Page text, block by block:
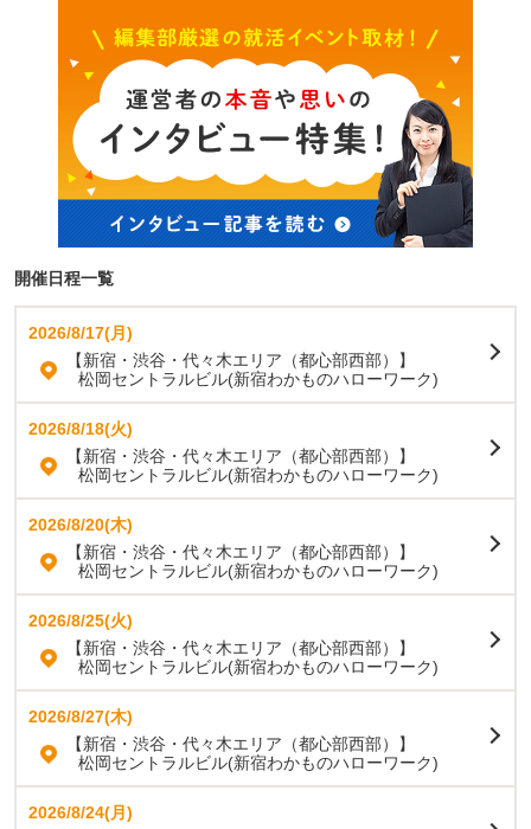
開催日程一覧
2026/8/17(月)
【新宿・渋谷・代々木エリア（都心部西部）】
松岡セントラルビル(新宿わかものハローワーク)
2026/8/18(火)
【新宿・渋谷・代々木エリア（都心部西部）】
松岡セントラルビル(新宿わかものハローワーク)
2026/8/20(木)
【新宿・渋谷・代々木エリア（都心部西部）】
松岡セントラルビル(新宿わかものハローワーク)
2026/8/25(火)
【新宿・渋谷・代々木エリア（都心部西部）】
松岡セントラルビル(新宿わかものハローワーク)
2026/8/27(木)
【新宿・渋谷・代々木エリア（都心部西部）】
松岡セントラルビル(新宿わかものハローワーク)
2026/8/24(月)